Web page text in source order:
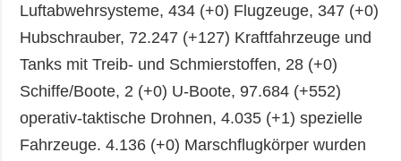
Luftabwehrsysteme, 434 (+0) Flugzeuge, 347 (+0)
Hubschrauber, 72.247 (+127) Kraftfahrzeuge und
Tanks mit Treib- und Schmierstoffen, 28 (+0)
Schiffe/Boote, 2 (+0) U-Boote, 97.684 (+552)
operativ-taktische Drohnen, 4.035 (+1) spezielle
Fahrzeuge. 4.136 (+0) Marschflugkörper wurden